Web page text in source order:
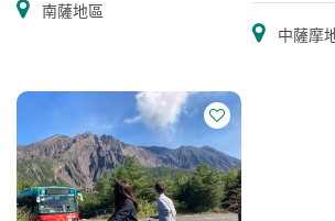
南薩地區
中薩摩